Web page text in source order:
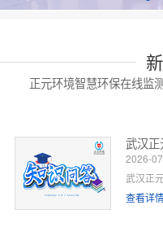
正元环境智慧环保在线监
武汉
2026-
查看详